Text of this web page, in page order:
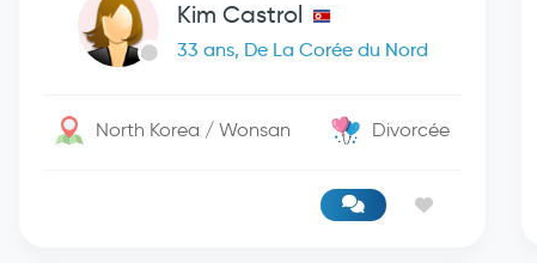
Kim Castrol
33 ans, De La Corée du Nord
North Korea / Wonsan Divorcée